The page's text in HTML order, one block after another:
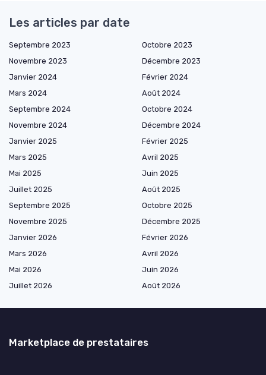
Les articles par date
Septembre 2023
Octobre 2023
Novembre 2023
Décembre 2023
Janvier 2024
Février 2024
Mars 2024
Août 2024
Septembre 2024
Octobre 2024
Novembre 2024
Décembre 2024
Janvier 2025
Février 2025
Mars 2025
Avril 2025
Mai 2025
Juin 2025
Juillet 2025
Août 2025
Septembre 2025
Octobre 2025
Novembre 2025
Décembre 2025
Janvier 2026
Février 2026
Mars 2026
Avril 2026
Mai 2026
Juin 2026
Juillet 2026
Août 2026
Marketplace de prestataires